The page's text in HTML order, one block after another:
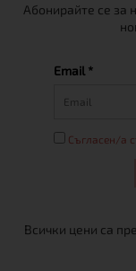
Абонирайте се за
Email *
Съгласен/а